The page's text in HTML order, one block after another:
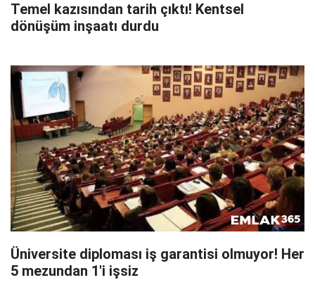
Temel kazısından tarih çıktı! Kentsel
dönüşüm inşaatı durdu
Üniversite diploması iş garantisi olmuyor! Her
5 mezundan 1'i işsiz